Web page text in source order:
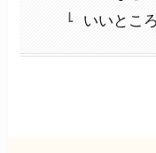
いいところ